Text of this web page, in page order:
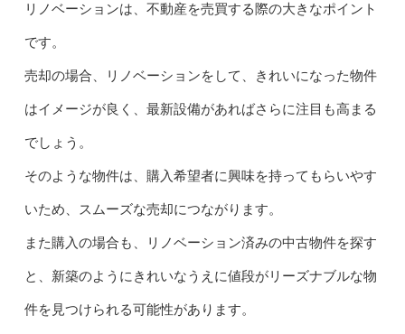
リノベーションは、不動産を売買する際の大きなポイント
です。
売却の場合、リノベーションをして、きれいになった物件
はイメージが良く、最新設備があればさらに注目も高まる
でしょう。
そのような物件は、購入希望者に興味を持ってもらいやす
いため、スムーズな売却につながります。
また購入の場合も、リノベーション済みの中古物件を探す
と、新築のようにきれいなうえに値段がリーズナブルな物
件を見つけられる可能性があります。